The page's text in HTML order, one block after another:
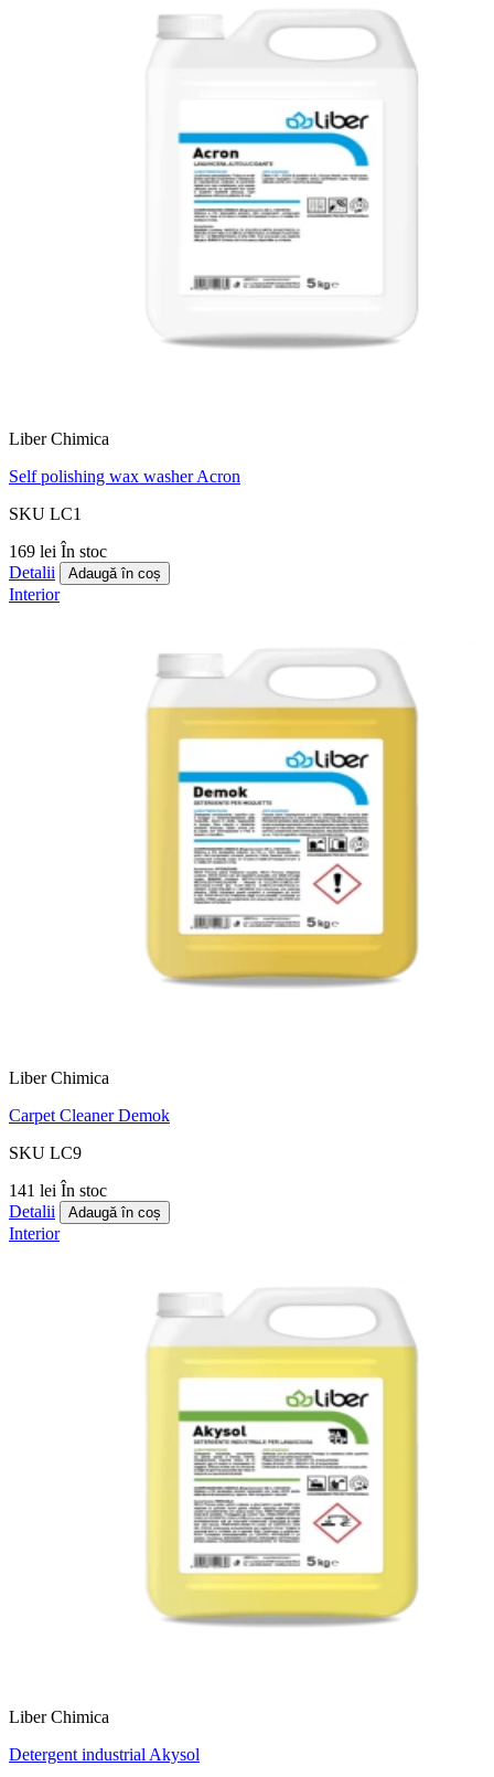
Liber Chimica
Self polishing wax washer Acron
SKU LC1
169 lei În stoc
Detalii
Adaugă în coș
Interior
Liber Chimica
Carpet Cleaner Demok
SKU LC9
141 lei În stoc
Detalii
Adaugă în coș
Interior
Liber Chimica
Detergent industrial Akysol